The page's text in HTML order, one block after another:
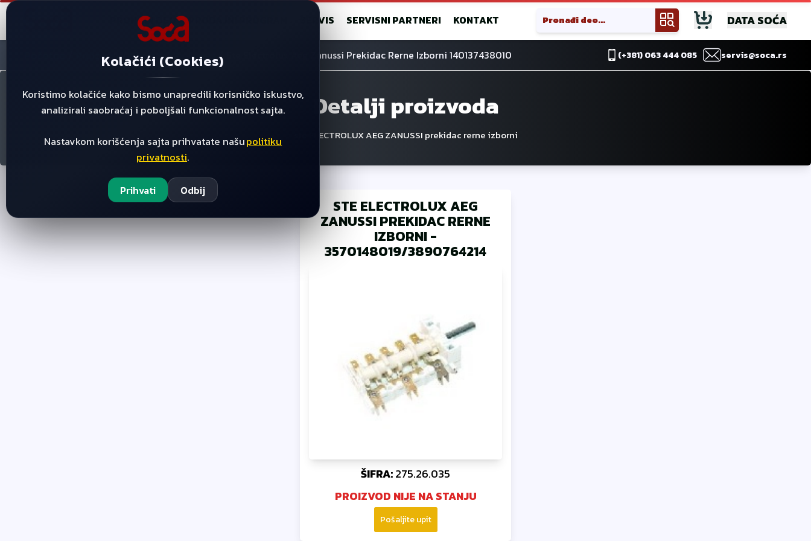
PRONAĐI DEO PRODAJNI PROGRAM SERVIS SERVISNI PARTNERI KONTAKT DATA SOĆA
Proizvodi / Sporeti / Prekidaci / Ste Electrolux Aeg Zanussi Prekidac Rerne Izborni 140137438010 (+381) 063 444 085 servis@soca.rs
Kolačići (Cookies)
Koristimo kolačiće kako bismo unapredili korisničko iskustvo,
analizirali saobraćaj i poboljšali funkcionalnost sajta.
Nastavkom korišćenja sajta prihvatate našupolitiku
privatnosti.
Prihvati Odbij
Detalji proizvoda
ste ELECTROLUX AEG ZANUSSI prekidac rerne izborni
STE ELECTROLUX AEG
ZANUSSI PREKIDAC RERNE
IZBORNI-
3570148019/3890764214
ŠIFRA:275.26.035
PROIZVOD NIJE NA STANJU
Pošaljite upit